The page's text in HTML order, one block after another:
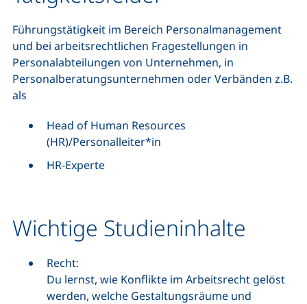
Führungstätigkeit im Bereich Personalmanagement
und bei arbeitsrechtlichen Fragestellungen in
Personalabteilungen von Unternehmen, in
Personalberatungsunternehmen oder Verbänden z.B.
als
Head of Human Resources
(HR)/Personalleiter*in
HR-Experte
Wichtige Studieninhalte
Recht:
Du lernst, wie Konflikte im Arbeitsrecht gelöst
werden, welche Gestaltungsräume und